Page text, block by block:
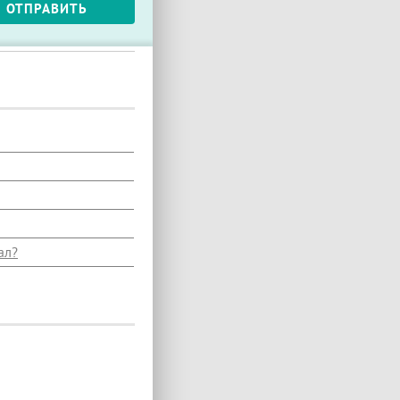
ОТПРАВИТЬ